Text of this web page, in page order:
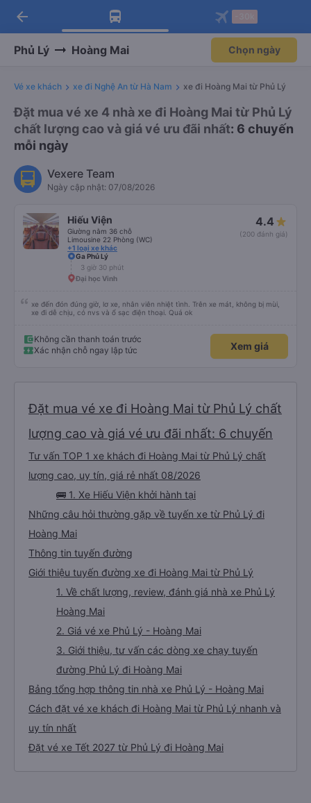
Tải app Vexere ngay!
Nhận ưu đãi thành viên độc
Mở app
Tải app Vexere
-30k/ghế khi đặt vé máy bay qua
Mở app
arrow_back
Phủ Lý Hoàng Mai Chọn ngày
Vé xe khách xe đi Nghệ An từ Hà Nam xe đi Hoàng Mai từ Phủ Lý
Đặt mua vé xe 4 nhà xe đi Hoàng Mai từ Phủ Lý
chất lượng cao và giá vé ưu đãi nhất: 6 chuyến
mỗi ngày
Vexere Team
Ngày cập nhật: 07/08/2026
Hiếu Viện
Giường nằm 36 chỗ
Limousine 22 Phòng (WC)
+1 loại xe khác
4.4
(200 đánh giá)
Ga Phủ Lý
3 giờ 30 phút
Đại học Vinh
xe đến đón đúng giờ, lơ xe, nhân viên nhiệt tình. Trên xe mát, không bị mùi,
xe đi dễ chịu, có nvs và ổ sạc điện thoại. Quá ok
Không cần thanh toán trước
Xác nhận chỗ ngay lập tức
Xem giá
Đặt mua vé xe đi Hoàng Mai từ Phủ Lý chất
lượng cao và giá vé ưu đãi nhất: 6 chuyến
Tư vấn TOP 1 xe khách đi Hoàng Mai từ Phủ Lý chất
lượng cao, uy tín, giá rẻ nhất 08/2026
🚌 1. Xe Hiếu Viện khởi hành tại
Những câu hỏi thường gặp về tuyến xe từ Phủ Lý đi
Hoàng Mai
Thông tin tuyến đường
Giới thiệu tuyến đường xe đi Hoàng Mai từ Phủ Lý
1. Về chất lượng, review, đánh giá nhà xe Phủ Lý
Hoàng Mai
2. Giá vé xe Phủ Lý - Hoàng Mai
3. Giới thiệu, tư vấn các dòng xe chạy tuyến
đường Phủ Lý đi Hoàng Mai
Bảng tổng hợp thông tin nhà xe Phủ Lý - Hoàng Mai
Cách đặt vé xe khách đi Hoàng Mai từ Phủ Lý nhanh và
uy tín nhất
Đặt vé xe Tết 2027 từ Phủ Lý đi Hoàng Mai